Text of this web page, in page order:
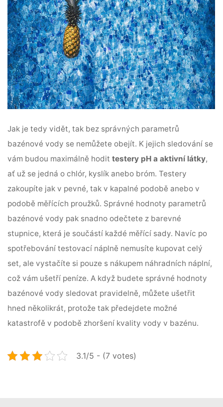
Jak je tedy vidět, tak bez správných parametrů
bazénové vody se nemůžete obejít. K jejich sledování se
vám budou maximálně hodittestery pH a aktivní látky,
ať už se jedná o chlór, kyslík anebo bróm. Testery
zakoupíte jak v pevné, tak v kapalné podobě anebo v
podobě měřících proužků. Správné hodnoty parametrů
bazénové vody pak snadno odečtete z barevné
stupnice, která je součástí každé měřící sady. Navíc po
spotřebování testovací náplně nemusíte kupovat celý
set, ale vystačíte si pouze s nákupem náhradních náplní,
což vám ušetří peníze. A když budete správné hodnoty
bazénové vody sledovat pravidelně, můžete ušetřit
hned několikrát, protože tak předejdete možné
katastrofě v podobě zhoršení kvality vody v bazénu.
3.1/5 - (7 votes)